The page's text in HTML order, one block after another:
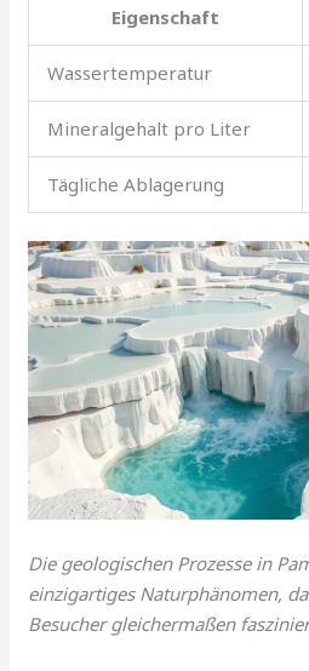
Eigenschaft
Wassertemperatur
Mineralgehalt pro Liter
Tägliche Ablagerung
Die geologischen Prozesse in
einzigartiges Naturphänomen,
Besucher gleichermaßen